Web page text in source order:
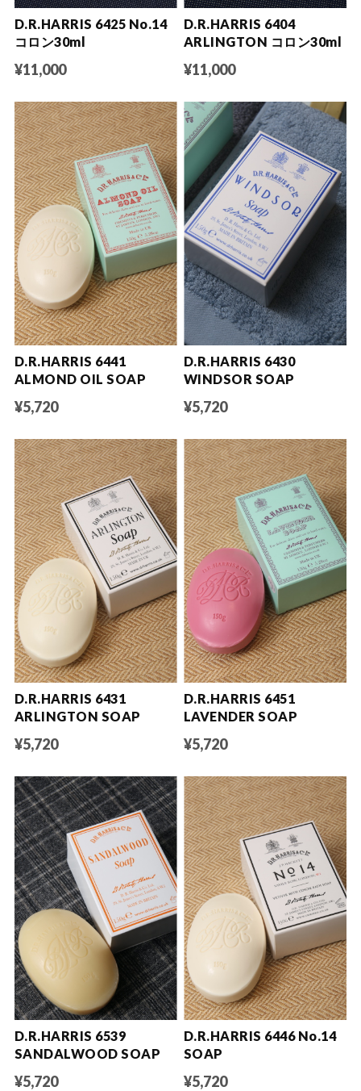
D.R.HARRIS 6425 No.14
コロン30ml
¥11,000
D.R.HARRIS 6404
ARLINGTON コロン30ml
¥11,000
D.R.HARRIS 6441
ALMOND OIL SOAP
¥5,720
D.R.HARRIS 6430
WINDSOR SOAP
¥5,720
D.R.HARRIS 6431
ARLINGTON SOAP
¥5,720
D.R.HARRIS 6451
LAVENDER SOAP
¥5,720
D.R.HARRIS 6539
SANDALWOOD SOAP
¥5,720
D.R.HARRIS 6446 No.14
SOAP
¥5,720